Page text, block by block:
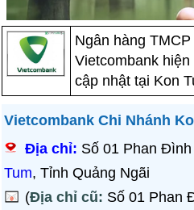
Ngân hàng
Vietcombank
cập nhật tại Kon
Vietcombank Chi Nhánh
Địa chỉ: Số 01 Phan Đình
Tum, Tỉnh Quảng Ngãi
(Địa chỉ cũ: Số 01 Phan